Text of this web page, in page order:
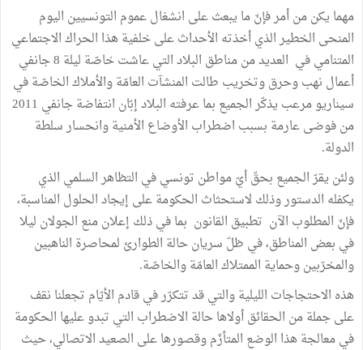
مهما يكن من أمر فإنّ ما يبعث على انشغال عموم التونسيين اليوم
المنحى الخطير الذي أخذته الأحداث على خلفية هذا الحراك الاجتماعي
المتنامي في العديد من مناطق البلاد التي عاشت خاصّة ليلة 8 جانفي
أعمال نهب وحرق وتخريب طالت المنشآت العامّة والأملاك الخاصّة في
سيناريو مرعب يذكّر الجميع بما عرفته البلاد إبّان انتفاضة جانفي 2011
من فوضى عارمة بسبب اضطراب الأوضاع الأمنية وانحسار سلطة
الدولة.
ولئن يقرّ الجميع بحقّ أيّ مواطن تونسي في التظاهر السلمي الذي
يكفله الدستور وذلك لاستحثاث الحكومة على إيجاد الحلول المناسبة،
فإنّ المطلوب الآن تطبيق القانون بما في ذلك إعلان منع الجولان ليلا
في بعض المناطق، في ظلّ سريان حالة الطوارئ لمحاصرة الناهبين
والمخرّبين وحماية الممتلاك العامّة والخاصّة.
هذه الاحتجاجات الليلية والتي قد تتكرّر في قادم الأيّام تجعلنا نقف
على جملة من الحقائق أولاها حالة الاضطراب التي تبدو عليها الحكومة
في معالجة هذا الوضع المتأزّم وقصورها على الصعيد الاتصالي، حيث